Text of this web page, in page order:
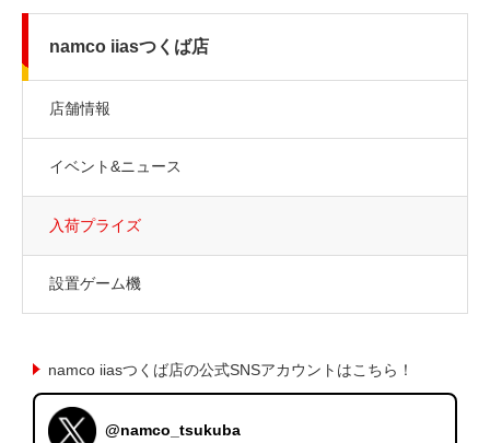
namco iiasつくば店
店舗情報
イベント&ニュース
入荷プライズ
設置ゲーム機
namco iiasつくば店の公式SNSアカウントはこちら！
@namco_tsukuba